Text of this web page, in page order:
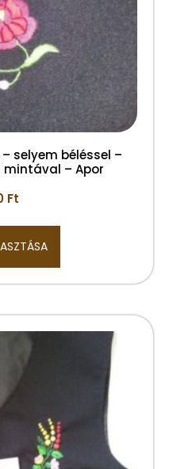
selyem béléssel –
– Apor
Ft